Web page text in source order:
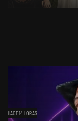
HACE 14 HORAS